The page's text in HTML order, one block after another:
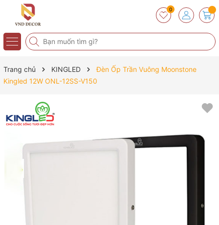
0
Trang chủ KINGLED
Đèn Ốp Trần Vuông Moonstone
Kingled 12W ONL-12SS-V150